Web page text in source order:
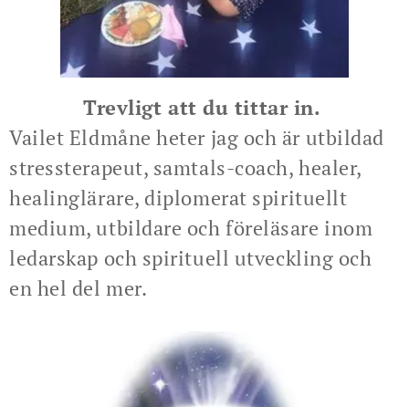
Trevligt att du tittar in.
Vailet Eldmåne heter jag och är utbildad
stressterapeut, samtals-coach, healer,
healinglärare, diplomerat spirituellt
medium, utbildare och föreläsare inom
ledarskap och spirituell utveckling och
en hel del mer.